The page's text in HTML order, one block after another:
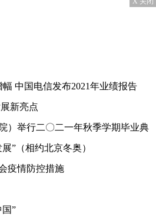
中国电信发布2021年业绩报告
新亮点
）举行二〇二一年秋季学期毕业典
”（相约北京冬奥）
疫情防控措施
”